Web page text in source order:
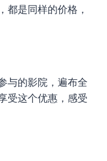
都是同样的价格，
与的影院，遍布全
受这个优惠，感受